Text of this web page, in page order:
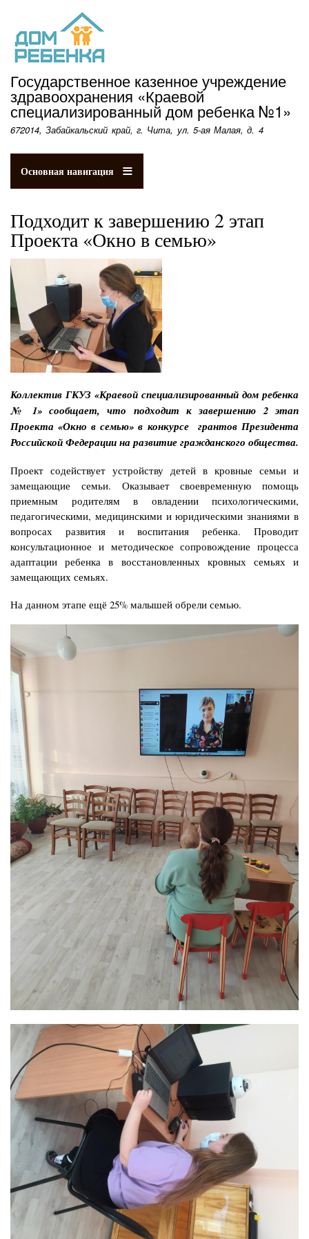
Государственное казенное учреждение
здравоохранения «Краевой
специализированный дом ребенка №1»
672014, Забайкальский край, г. Чита, ул. 5-ая Малая, д. 4
Основная навигация
Подходит к завершению 2 этап
Проекта «Окно в семью»
Коллектив ГКУЗ «Краевой специализированный дом ребенка
№ 1» сообщает, что подходит к завершению 2 этап
Проекта «Окно в семью» в конкурсе грантов Президента
Российской Федерации на развитие гражданского общества.
Проект содействует устройству детей в кровные семьи и
замещающие семьи. Оказывает своевременную помощь
приемным родителям в овладении психологическими,
педагогическими, медицинскими и юридическими знаниями в
вопросах развития и воспитания ребенка. Проводит
консультационное и методическое сопровождение процесса
адаптации ребенка в восстановленных кровных семьях и
замещающих семьях.
На данном этапе ещё 25% малышей обрели семью.